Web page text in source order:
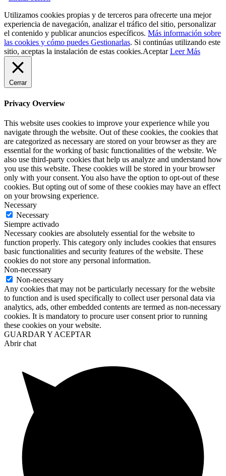
Utilizamos cookies propias y de terceros para ofrecerte una mejor
experiencia de navegación, analizar el tráfico del sitio, personalizar
el contenido y publicar anuncios específicos. Más información sobre
las cookies y cómo puedes Gestionarlas. Si continúas utilizando este
sitio, aceptas la instalación de estas cookies.Aceptar Leer Más
Cerrar
Privacy Overview
This website uses cookies to improve your experience while you
navigate through the website. Out of these cookies, the cookies that
are categorized as necessary are stored on your browser as they are
essential for the working of basic functionalities of the website. We
also use third-party cookies that help us analyze and understand how
you use this website. These cookies will be stored in your browser
only with your consent. You also have the option to opt-out of these
cookies. But opting out of some of these cookies may have an effect
on your browsing experience.
Necessary
Necessary
Siempre activado
Necessary cookies are absolutely essential for the website to
function properly. This category only includes cookies that ensures
basic functionalities and security features of the website. These
cookies do not store any personal information.
Non-necessary
Non-necessary
Any cookies that may not be particularly necessary for the website
to function and is used specifically to collect user personal data via
analytics, ads, other embedded contents are termed as non-necessary
cookies. It is mandatory to procure user consent prior to running
these cookies on your website.
GUARDAR Y ACEPTAR
Abrir chat